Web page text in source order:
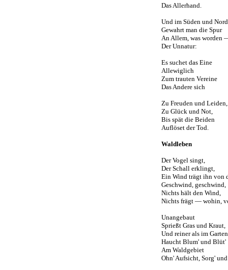
Das Allerhand.
Und im Süden und
Gewahrt man die Spur
An Allem, was worden
Der Unnatur:
Es suchet das Eine
Allewiglich
Zum trauten Vereine
Das Andere sich
Zu Freuden und Leiden,
Zu Glück und Not,
Bis spät die Beiden
Auflöset der Tod.
Waldleben
Der Vogel singt,
Der Schall erklingt,
Ein Wind trägt ihn von
Geschwind, geschwind,
Nichts hält den Wind,
Nichts frägt — wohin,
Unangebaut
Sprießt Gras und Kraut,
Und reiner als im Garten
Haucht Blum' und Blüt'
Am Waldgebiet
Ohn' Aufsicht, Sorg'